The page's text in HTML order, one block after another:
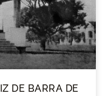
DE BARRA DE